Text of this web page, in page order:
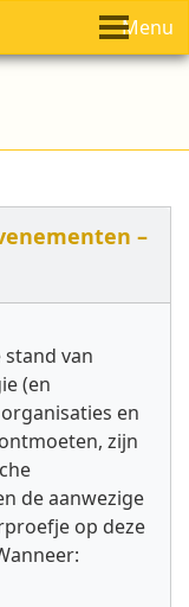
Menu
–
van
(en
en
zijn
de aanwezige
op deze